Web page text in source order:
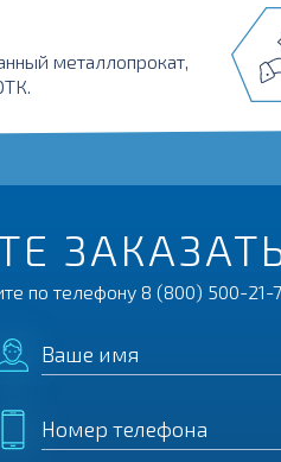
металлопрокат,
по телефону 8 (800) 500-21-
Ваше имя
Номер телефона